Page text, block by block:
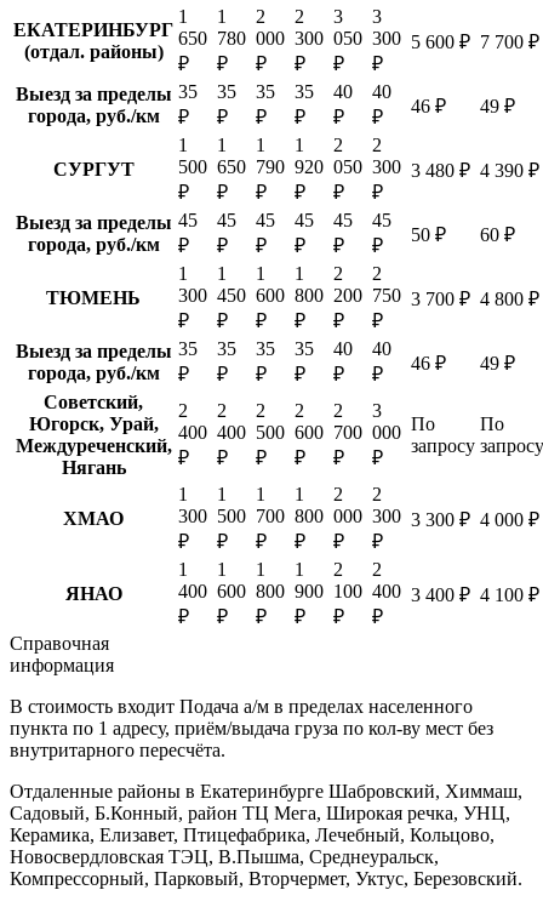
ЕКАТЕРИНБУРГ
(отдал. районы)
1
650
₽
1
780
₽
2
000
₽
2
300
₽
3
050
₽
3
300
₽
5 600 ₽ 7 700 ₽
Выезд за пределы
города, руб./км
35
₽
35
₽
35
₽
35
₽
40
₽
40
₽
46 ₽ 49 ₽
СУРГУТ
1
500
₽
1
650
₽
1
790
₽
1
920
₽
2
050
₽
2
300
₽
3 480 ₽ 4 390 ₽
Выезд за пределы
города, руб./км
45
₽
45
₽
45
₽
45
₽
45
₽
45
₽
50 ₽ 60 ₽
ТЮМЕНЬ
1
300
₽
1
450
₽
1
600
₽
1
800
₽
2
200
₽
2
750
₽
3 700 ₽ 4 800 ₽
Выезд за пределы
города, руб./км
35
₽
35
₽
35
₽
35
₽
40
₽
40
₽
46 ₽
49 ₽
Советский,
Югорск, Урай,
Междуреченский,
Нягань
2
400
₽
2
400
₽
2
500
₽
2
600
₽
2
700
₽
3
000
₽
По
запросу
По
запросу
ХМАО
1
300
₽
1
500
₽
1
700
₽
1
800
₽
2
000
₽
2
300
₽
3 300 ₽ 4 000 ₽
ЯНАО
1
400
₽
1
600
₽
1
800
₽
1
900
₽
2
100
₽
2
400
₽
3 400 ₽ 4 100 ₽
Справочная
информация
В стоимость входит Подача а/м в пределах населенного
пункта по 1 адресу, приём/выдача груза по кол-ву мест без
внутритарного пересчёта.
Отдаленные районы в Екатеринбурге Шабровский, Химмаш,
Садовый, Б.Конный, район ТЦ Мега, Широкая речка, УНЦ,
Керамика, Елизавет, Птицефабрика, Лечебный, Кольцово,
Новосвердловская ТЭЦ, В.Пышма, Среднеуральск,
Компрессорный, Парковый, Вторчермет, Уктус, Березовский.